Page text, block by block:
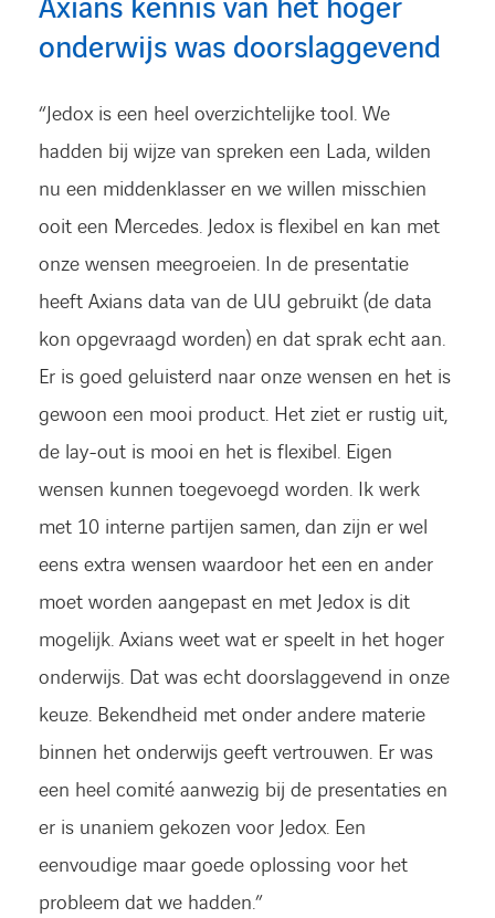
Axians kennis van het hoger
onderwijs was doorslaggevend
“Jedox is een heel overzichtelijke tool. We
hadden bij wijze van spreken een Lada, wilden
nu een middenklasser en we willen misschien
ooit een Mercedes. Jedox is flexibel en kan met
onze wensen meegroeien. In de presentatie
heeft Axians data van de UU gebruikt (de data
kon opgevraagd worden) en dat sprak echt aan.
Er is goed geluisterd naar onze wensen en het is
gewoon een mooi product. Het ziet er rustig uit,
de lay-out is mooi en het is flexibel. Eigen
wensen kunnen toegevoegd worden. Ik werk
met 10 interne partijen samen, dan zijn er wel
eens extra wensen waardoor het een en ander
moet worden aangepast en met Jedox is dit
mogelijk. Axians weet wat er speelt in het hoger
onderwijs. Dat was echt doorslaggevend in onze
keuze. Bekendheid met onder andere materie
binnen het onderwijs geeft vertrouwen. Er was
een heel comité aanwezig bij de presentaties en
er is unaniem gekozen voor Jedox. Een
eenvoudige maar goede oplossing voor het
probleem dat we hadden.”